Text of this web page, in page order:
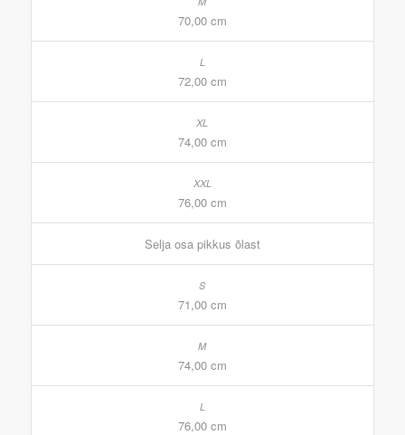
70,00 cm
72,00 cm
74,00 cm
76,00 cm
Selja osa pikkus õlast
71,00 cm
74,00 cm
76,00 cm